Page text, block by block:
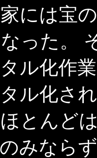
沿線風景 根室
かの写真を追
美唄鉄道 に駅
夕張鉄道 に
廃駅を訪ねて
沿線風景 札
を追加
には宝
った。
ル化作
ル化さ
ほとんど
みなら